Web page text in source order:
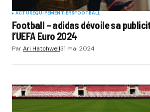
ACTUSEQUIPEMENTIERSFOOTBALL
Football – adidas dévoile sa
l’UEFA Euro 2024
ParAri Hatchwell31 mai 2024